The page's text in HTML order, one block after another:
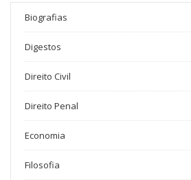
Biografias
Digestos
Direito Civil
Direito Penal
Economia
Filosofia